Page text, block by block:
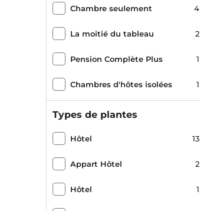
Chambre seulement 4
La moitié du tableau 2
Pension Complète Plus 1
Chambres d'hôtes isolées 1
Types de plantes
Hôtel 13
Appart Hôtel 2
Hôtel 1